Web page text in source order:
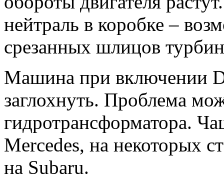
нейтраль в коробке –
срезанных шлицов
Машина при включении D
заглохнуть. Проблема
гидротрансформатора.
Mercedes, на некоторых
на Subaru.